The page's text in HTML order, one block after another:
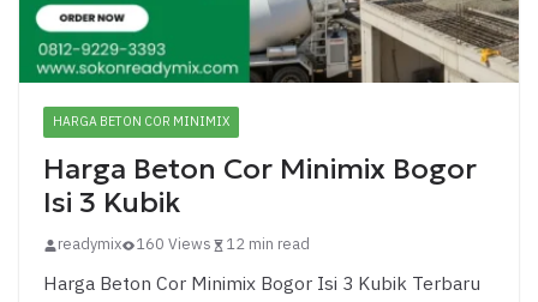
HARGA BETON COR MINIMIX
Harga Beton Cor Minimix Bogor
Isi 3 Kubik
readymix 160 Views 12 min read
Harga Beton Cor Minimix Bogor Isi 3 Kubik Terbaru